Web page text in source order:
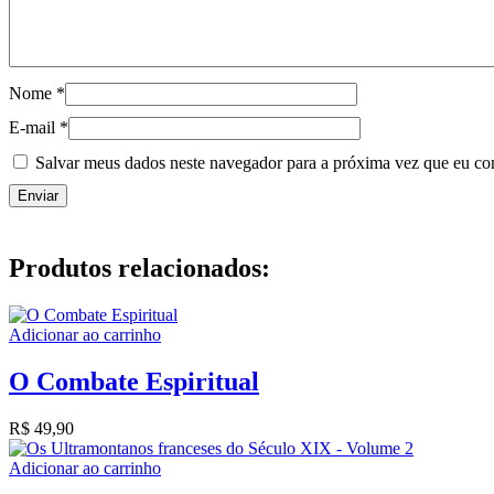
Nome *
E-mail *
Salvar meus dados neste navegador para a próxima vez que eu
Produtos relacionados:
Adicionar ao carrinho
O Combate Espiritual
R$ 49,90
Adicionar ao carrinho